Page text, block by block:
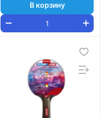
В корзину